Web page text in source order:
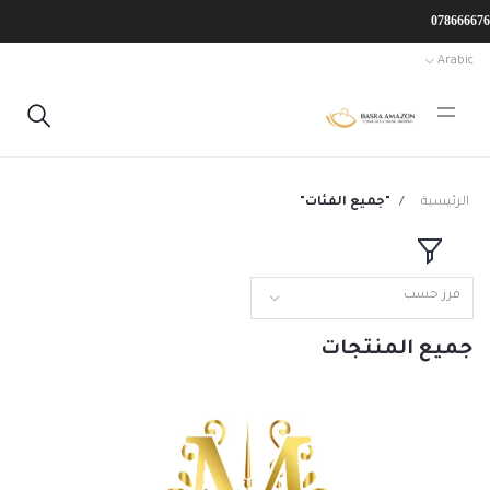
Arabic
الرئيسية "جميع الفئات"
فرز حسب
جميع المنتجات